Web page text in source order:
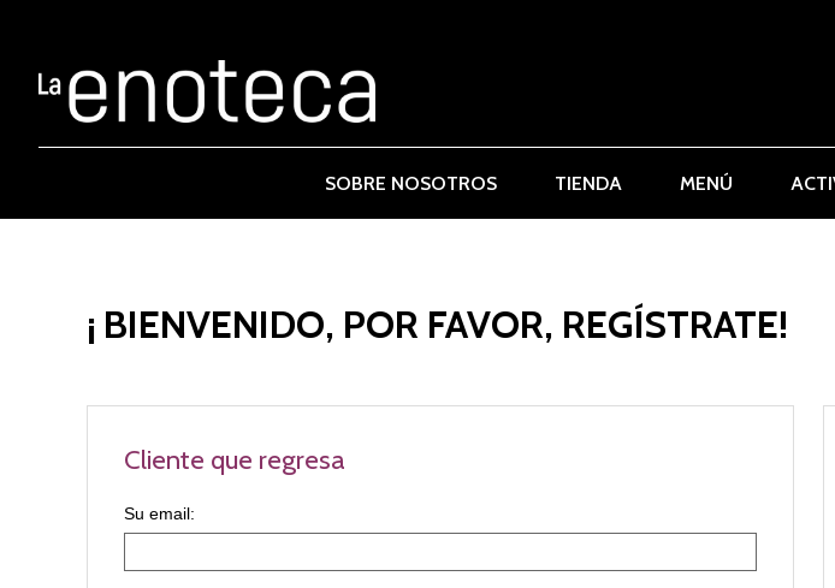
SOBRE NOSOTROS TIENDA MENÚ
¡ BIENVENIDO, POR FAVOR, REGÍSTRATE!
Cliente que regresa